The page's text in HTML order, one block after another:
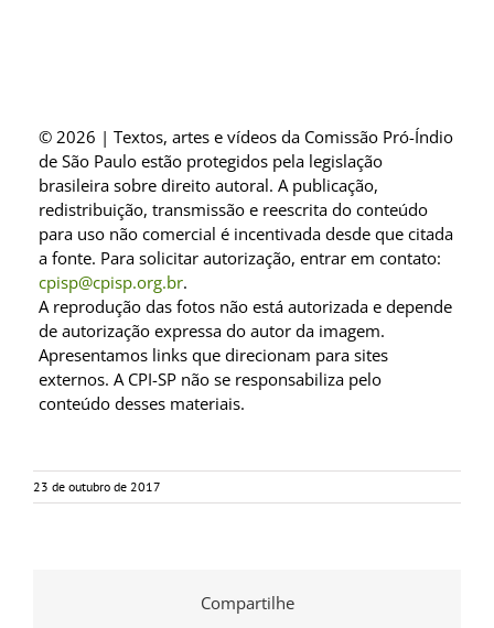
© 2026 | Textos, artes e vídeos da Comissão Pró-Índio
de São Paulo estão protegidos pela legislação
brasileira sobre direito autoral. A publicação,
redistribuição, transmissão e reescrita do conteúdo
para uso não comercial é incentivada desde que citada
a fonte. Para solicitar autorização, entrar em contato:
cpisp@cpisp.org.br.
A reprodução das fotos não está autorizada e depende
de autorização expressa do autor da imagem.
Apresentamos links que direcionam para sites
externos. A CPI-SP não se responsabiliza pelo
conteúdo desses materiais.
23 de outubro de 2017
Compartilhe